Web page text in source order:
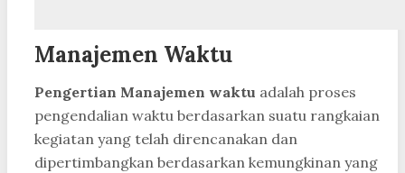
Manajemen Waktu
Pengertian Manajemen waktu adalah proses
pengendalian waktu berdasarkan suatu rangkaian
kegiatan yang telah direncanakan dan
dipertimbangkan berdasarkan kemungkinan yang